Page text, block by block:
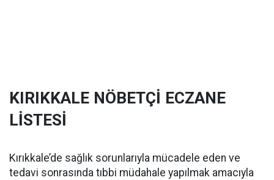
KIRIKKALE NÖBETÇİ ECZANE
LİSTESİ
Kırıkkale’de sağlık sorunlarıyla mücadele eden ve
tedavi sonrasında tıbbi müdahale yapılmak amacıyla